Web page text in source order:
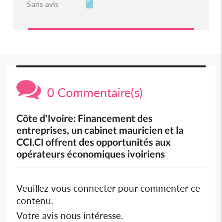
Sans avis
0 Commentaire(s)
Côte d'Ivoire: Financement des
entreprises, un cabinet mauricien et la
CCI.CI offrent des opportunités aux
opérateurs économiques ivoiriens
Veuillez vous connecter pour commenter ce
contenu.
Votre avis nous intéresse.